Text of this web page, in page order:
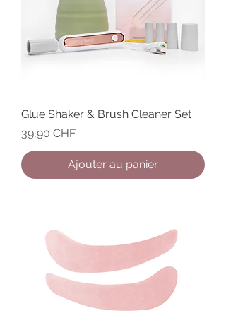
Glue Shaker & Brush Cleaner Set
Prix
39,90 CHF
Ajouter au panier